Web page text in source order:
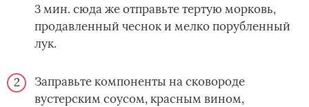
3 мин. сюда же отправьте тертую морковь,
продавленный чеснок и мелко порубленный
лук.
Заправьте компоненты на сковороде
вустерским соусом, красным вином,